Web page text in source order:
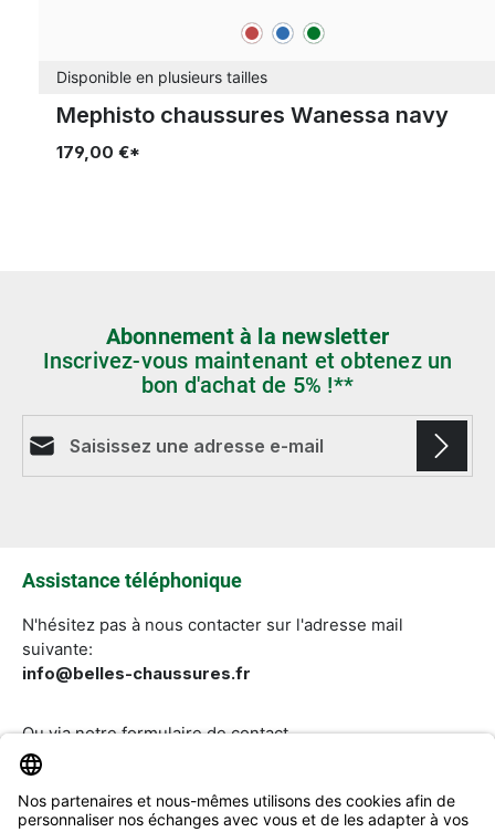
rougebleu vert
Disponible en plusieurs tailles
Mephisto chaussures Wanessa navy
179,00 €*
Abonnement à la newsletter
Inscrivez-vous maintenant et obtenez un
bon d'achat de 5% !**
Assistance téléphonique
N'hésitez pas à nous contacter sur l'adresse mail
suivante:
info@belles-chaussures.fr
Ou via notreformulaire de contact.
Révoquer un contrat